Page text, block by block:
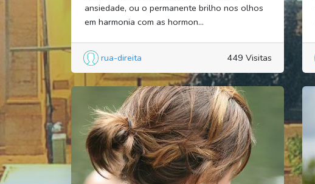
ansiedade, ou o permanente brilho nos olhos
em harmonia com as hormon...
rua-direita 449 Visitas